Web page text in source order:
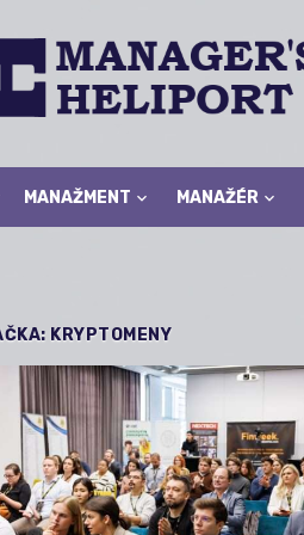
MANAŽMENT MANAŽÉR
KRYPTOMENY